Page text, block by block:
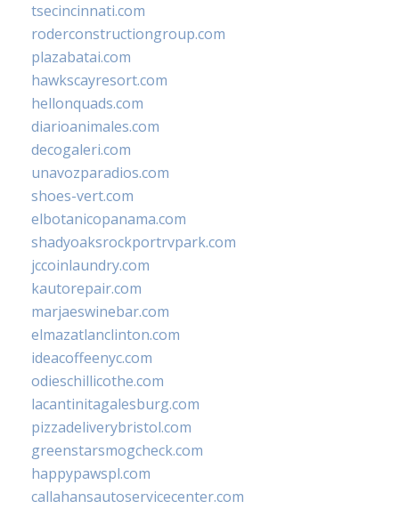
tsecincinnati.com
roderconstructiongroup.com
plazabatai.com
hawkscayresort.com
hellonquads.com
diarioanimales.com
decogaleri.com
unavozparadios.com
shoes-vert.com
elbotanicopanama.com
shadyoaksrockportrvpark.com
jccoinlaundry.com
kautorepair.com
marjaeswinebar.com
elmazatlanclinton.com
ideacoffeenyc.com
odieschillicothe.com
lacantinitagalesburg.com
pizzadeliverybristol.com
greenstarsmogcheck.com
happypawspl.com
callahansautoservicecenter.com